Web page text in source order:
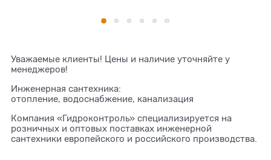
Уважаемые клиенты! Цены и наличие уточняйте у
менеджеров!
Инженерная сантехника:
отопление, водоснабжение, канализация
Компания «Гидроконтроль» специализируется на
розничных и оптовых поставках инженерной
сантехники европейского и российского производства.